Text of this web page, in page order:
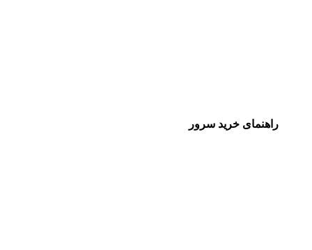
راهنمای خرید سرور